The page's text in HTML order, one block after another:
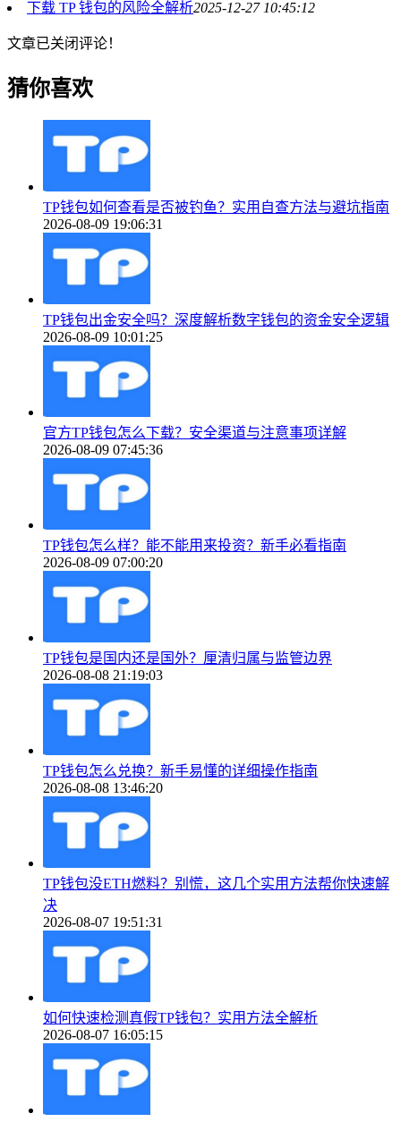
下载 TP 钱包的风险全解析2025-12-27 10:45:12
文章已关闭评论！
猜你喜欢
TP钱包如何查看是否被钓鱼？实用自查方法与避坑指南
2026-08-09 19:06:31
TP钱包出金安全吗？深度解析数字钱包的资金安全逻辑
2026-08-09 10:01:25
官方TP钱包怎么下载？安全渠道与注意事项详解
2026-08-09 07:45:36
TP钱包怎么样？能不能用来投资？新手必看指南
2026-08-09 07:00:20
TP钱包是国内还是国外？厘清归属与监管边界
2026-08-08 21:19:03
TP钱包怎么兑换？新手易懂的详细操作指南
2026-08-08 13:46:20
TP钱包没ETH燃料？别慌，这几个实用方法帮你快速解
决
2026-08-07 19:51:31
如何快速检测真假TP钱包？实用方法全解析
2026-08-07 16:05:15